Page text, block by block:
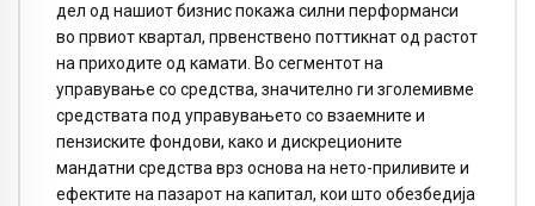
дел од нашиот бизнис покажа силни перформанси
во првиот квартал, првенствено поттикнат од растот
на приходите од камати. Во сегментот на
управување со средства, значително ги зголемивме
средствата под управувањето со взаемните и
пензиските фондови, како и дискреционите
мандатни средства врз основа на нето-приливите и
ефектите на пазарот на капитал, кои што обезбедија